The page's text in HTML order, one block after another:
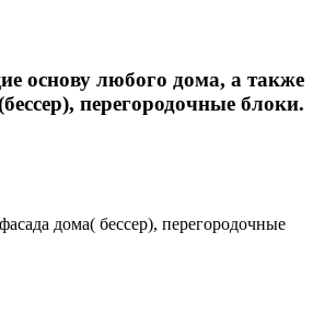
основу любого дома, а также
перегородочные блоки.
дома( бессер), перегородочные